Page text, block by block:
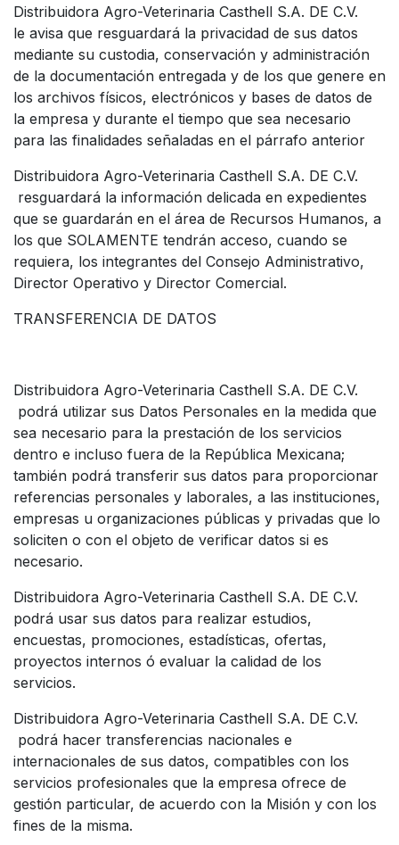
Distribuidora Agro-Veterinaria Casthell S.A. DE C.V.
le avisa que resguardará la privacidad de sus datos
mediante su custodia, conservación y administración
de la documentación entregada y de los que genere en
los archivos físicos, electrónicos y bases de datos de
la empresa y durante el tiempo que sea necesario
para las finalidades señaladas en el párrafo anterior
Distribuidora Agro-Veterinaria Casthell S.A. DE C.V.
resguardará la información delicada en expedientes
que se guardarán en el área de Recursos Humanos, a
los que SOLAMENTE tendrán acceso, cuando se
requiera, los integrantes del Consejo Administrativo,
Director Operativo y Director Comercial.
TRANSFERENCIA DE DATOS
Distribuidora Agro-Veterinaria Casthell S.A. DE C.V.
podrá utilizar sus Datos Personales en la medida que
sea necesario para la prestación de los servicios
dentro e incluso fuera de la República Mexicana;
también podrá transferir sus datos para proporcionar
referencias personales y laborales, a las instituciones,
empresas u organizaciones públicas y privadas que lo
soliciten o con el objeto de verificar datos si es
necesario.
Distribuidora Agro-Veterinaria Casthell S.A. DE C.V.
podrá usar sus datos para realizar estudios,
encuestas, promociones, estadísticas, ofertas,
proyectos internos ó evaluar la calidad de los
servicios.
Distribuidora Agro-Veterinaria Casthell S.A. DE C.V.
podrá hacer transferencias nacionales e
internacionales de sus datos, compatibles con los
servicios profesionales que la empresa ofrece de
gestión particular, de acuerdo con la Misión y con los
fines de la misma.